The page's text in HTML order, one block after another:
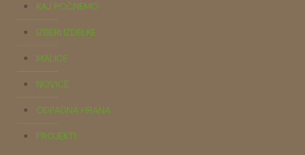
KAJ POČNEMO
IZBERI IZDELKE
MALICE
NOVICE
ODPADNA HRANA
PROJEKTI